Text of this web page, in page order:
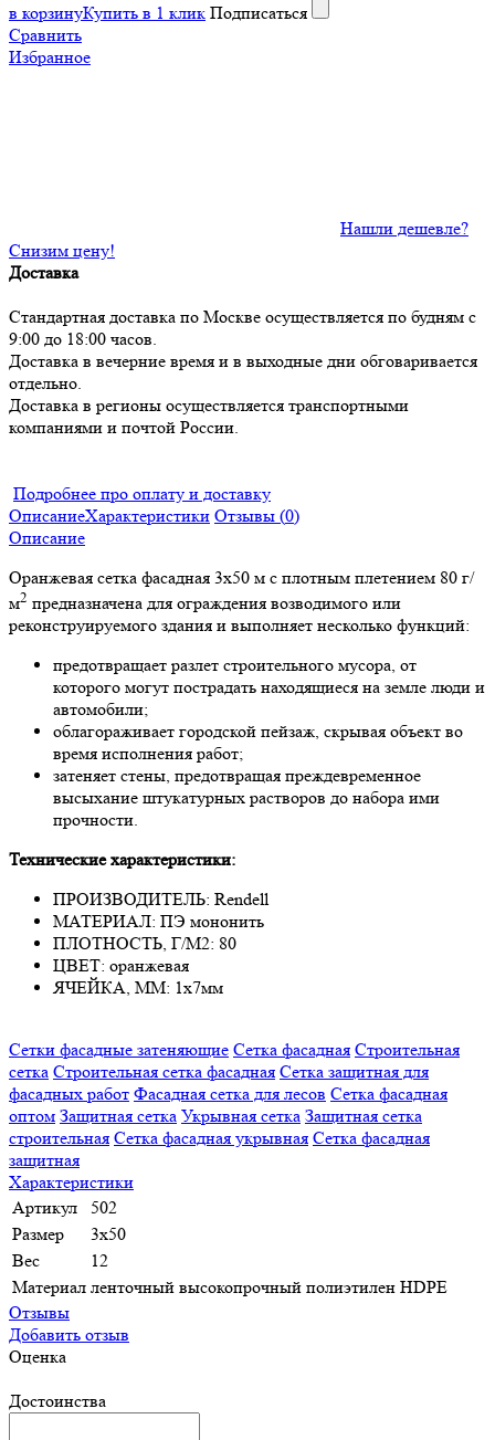
в корзинуКупить в 1 клик Подписаться
Сравнить
Избранное
Нашли дешевле?
Снизим цену!
Доставка
Стандартная доставка по Москве осуществляется по будням с
9:00 до 18:00 часов.
Доставка в вечерние время и в выходные дни обговаривается
отдельно.
Доставка в регионы осуществляется транспортными
компаниями и почтой России.
Подробнее про оплату и доставку
ОписаниеХарактеристики Отзывы (0)
Описание
Оранжевая сетка фасадная 3x50 м с плотным плетением 80 г/
м2 предназначена для ограждения возводимого или
реконструируемого здания и выполняет несколько функций:
предотвращает разлет строительного мусора, от
которого могут пострадать находящиеся на земле люди и
автомобили;
облагораживает городской пейзаж, скрывая объект во
время исполнения работ;
затеняет стены, предотвращая преждевременное
высыхание штукатурных растворов до набора ими
прочности.
Технические характеристики:
ПРОИЗВОДИТЕЛЬ: Rendell
МАТЕРИАЛ: ПЭ мононить
ПЛОТНОСТЬ, Г/М2: 80
ЦВЕТ: оранжевая
ЯЧЕЙКА, ММ: 1х7мм
Сетки фасадные затеняющие Сетка фасадная Строительная
сетка Строительная сетка фасадная Сетка защитная для
фасадных работ Фасадная сетка для лесов Сетка фасадная
оптом Защитная сетка Укрывная сетка Защитная сетка
строительная Сетка фасадная укрывная Сетка фасадная
защитная
Характеристики
Артикул
502
Размер
3х50
Вес
12
Материал ленточный высокопрочный полиэтилен HDPE
Отзывы
Добавить отзыв
Оценка
Достоинства